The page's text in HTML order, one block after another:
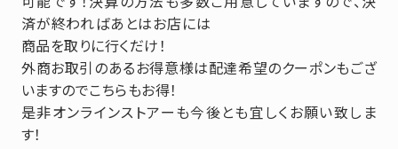
済が終わればあとはお店には
商品を取りに行くだけ！
外商お取引のあるお得意様は配達希望のクーポンもござ
いますのでこちらもお得！
是非オンラインストアーも今後とも宜しくお願い致しま
す！